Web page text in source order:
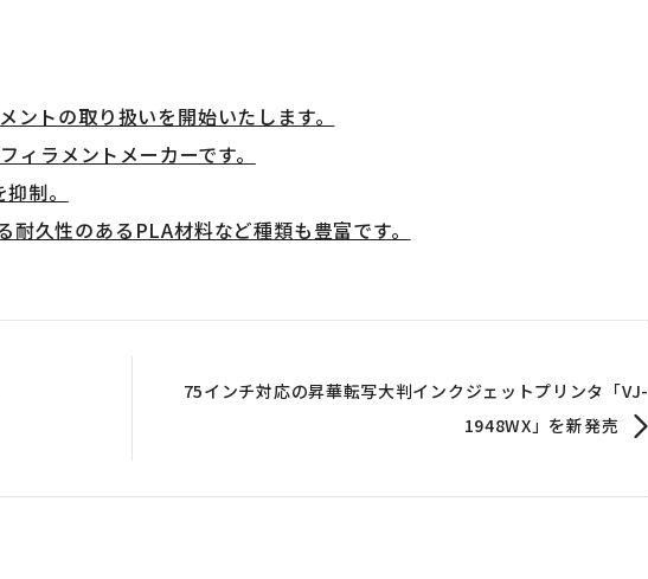
トの取り扱いを開始いたします。
ラメントメーカーです。
制。
久性のあるPLA材料など種類も豊富です。
75インチ対応の昇華転写大判インクジェットプリンタ「VJ-
1948WX」を新発売